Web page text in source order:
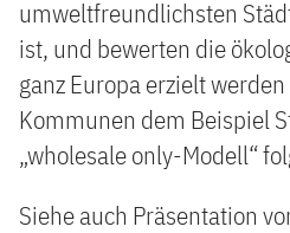
umweltfreundlichsten
ist, und bewerten die
ganz Europa erzielt
Kommunen dem Beispiel
„wholesale only-Modell“
Siehe auch Präsentation